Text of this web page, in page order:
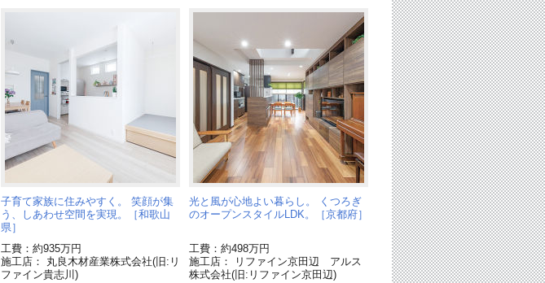
子育て家族に住みやすく。 笑顔が集
う、しあわせ空間を実現。［和歌山
県］
工費：約935万円
施工店： 丸良木材産業株式会社(旧:リ
ファイン貴志川)
光と風が心地よい暮らし。 くつろぎ
のオープンスタイルLDK。［京都府］
工費：約498万円
施工店： リファイン京田辺 アルス
株式会社(旧:リファイン京田辺)